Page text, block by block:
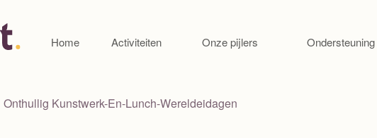
Home Activiteiten Onze pijlers Ondersteuning
Onthullig Kunstwerk-En-Lunch-Wereldeidagen